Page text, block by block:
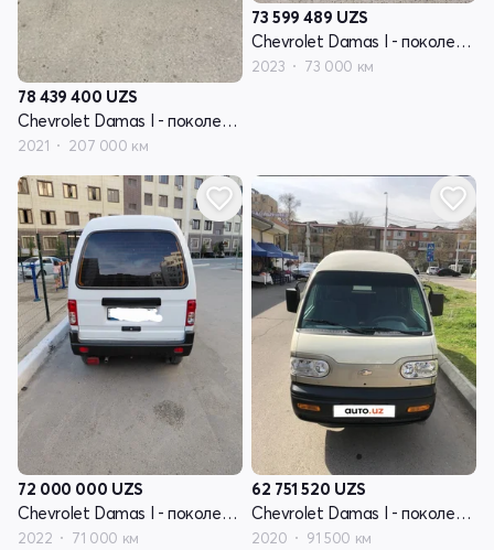
78 439 400 UZS
Chevrolet Damas I - поколение
2021 207 000 км
73 599 489 UZS
Chevrolet Damas I - поколение
2023 73 000 км
72 000 000 UZS
Chevrolet Damas I - поколение
2022 71 000 км
62 751 520 UZS
Chevrolet Damas I - поколение
2020 91 500 км